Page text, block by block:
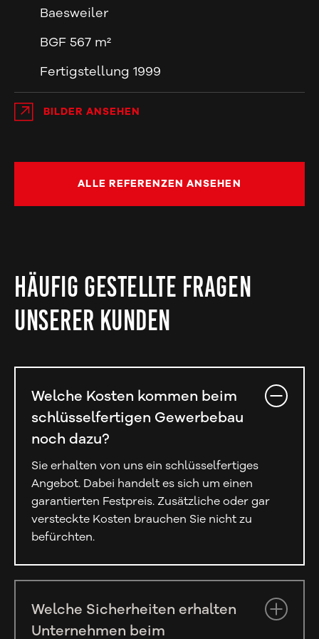
Baesweiler
BGF 567 m²
Fertigstellung 1999
BILDER ANSEHEN
ALLE REFERENZEN ANSEHEN
HÄUFIG GESTELLTE FRAGEN
UNSERER KUNDEN
Welche Kosten kommen beim
schlüsselfertigen Gewerbebau
noch dazu?
Sie erhalten von uns ein schlüsselfertiges
Angebot. Dabei handelt es sich um einen
garantierten Festpreis. Zusätzliche oder gar
versteckte Kosten brauchen Sie nicht zu
befürchten.
Welche Sicherheiten erhalten
Unternehmen beim